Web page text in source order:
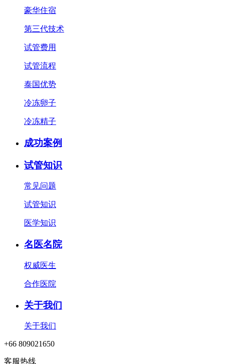
豪华住宿
第三代技术
试管费用
试管流程
泰国优势
冷冻卵子
冷冻精子
成功案例
试管知识
常见问题
试管知识
医学知识
名医名院
权威医生
合作医院
关于我们
关于我们
+66 809021650
客服热线